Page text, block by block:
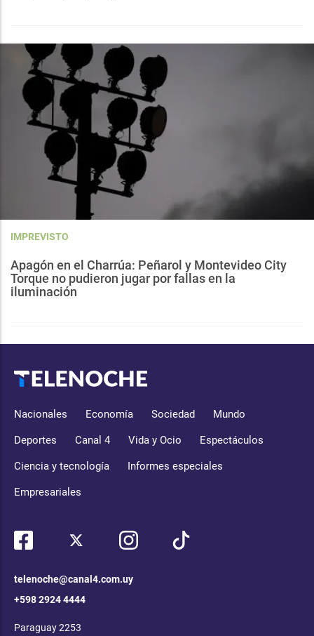
IMPREVISTO
Apagón en el Charrúa: Peñarol y Montevideo City
Torque no pudieron jugar por fallas en la
iluminación
Nacionales Economía Sociedad Mundo
Deportes Canal 4 Vida y Ocio Espectáculos
Ciencia y tecnología Informes especiales
Empresariales
telenoche@canal4.com.uy
+598 2924 4444
Paraguay 2253